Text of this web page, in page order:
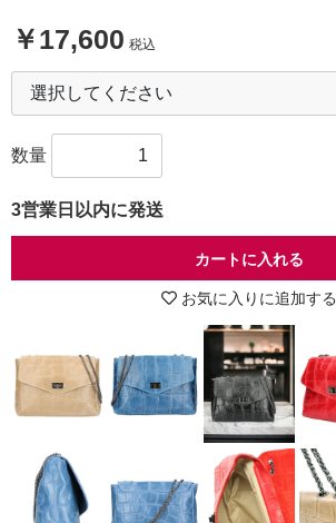
￥17,600 税込
数量
3営業日以内に発送
カートに入れる
お気に入りに追加する